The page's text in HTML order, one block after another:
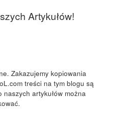
Artykułów!
Zakazujemy kopiowania
treści na tym blogu są
naszych artykułów można